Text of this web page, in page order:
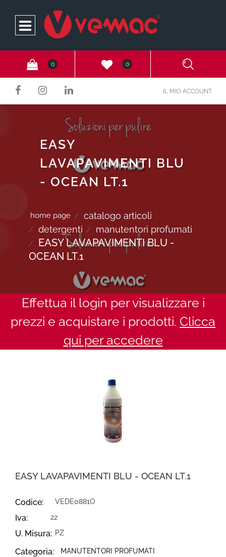
Open
0 0
IL MIO ACCOUNT
EASY
LAVAPAVIMENTI BLU
- OCEAN LT.1
home page
catalogo articoli
detergenti
manutentori profumati
EASY LAVAPAVIMENTI BLU -
OCEAN LT.1
Effettua il login per visualizzare i
prezzi e acquistare i prodotti. Clicca
qui per accedere
EASY LAVAPAVIMENTI BLU - OCEAN LT.1
Codice: VEDE0881O
Iva: 22
U. Misura: PZ
Categoria: MANUTENTORI PROFUMATI